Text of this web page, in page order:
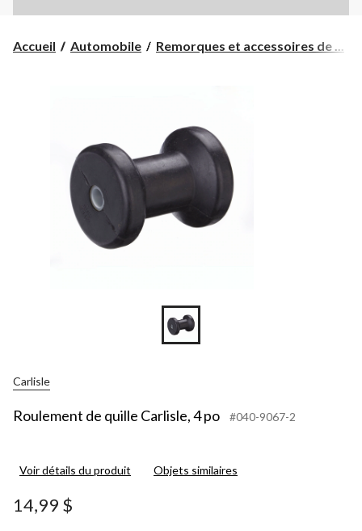
Accueil Automobile Remorques et accessoires de ...
Carlisle
Roulement de quille Carlisle, 4 po #040-9067-2
Voir détails du produit Objets similaires
14,99 $